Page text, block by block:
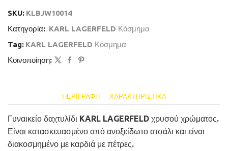
SKU: KLBJW10014
Κατηγορία: KARL LAGERFELD Κόσμημα
Tag: KARL LAGERFELD Κόσμημα
Κοινοποίηση:
ΠΕΡΙΓΡΑΦΉ ΧΑΡΑΚΤΗΡΙΣΤΙΚΆ
Γυναικείο δαχτυλίδι KARL LAGERFELD χρυσού χρώματος.
Είναι κατασκευασμένο από ανοξείδωτο ατσάλι και είναι
διακοσμημένο με καρδιά με πέτρες.